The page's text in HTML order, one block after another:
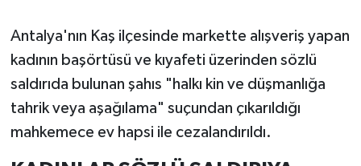
Antalya'nın Kaş ilçesinde markette alışveriş yapan
kadının başörtüsü ve kıyafeti üzerinden sözlü
saldırıda bulunan şahıs "halkı kin ve düşmanlığa
tahrik veya aşağılama" suçundan çıkarıldığı
mahkemece ev hapsi ile cezalandırıldı.